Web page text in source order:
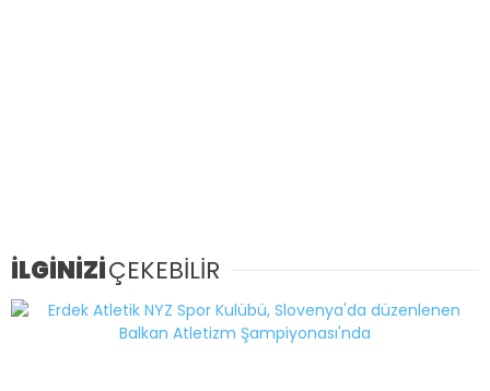
İLGİNİZİÇEKEBİLİR